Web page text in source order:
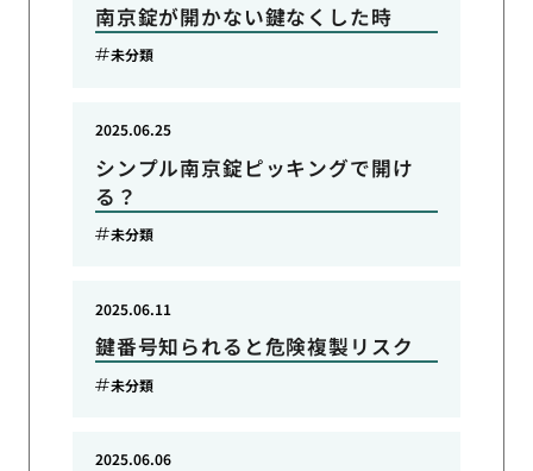
南京錠が開かない鍵なくした時
未分類
シンプル南京錠ピッキングで開け
る？
2025.06.25
未分類
鍵番号知られると危険複製リスク
2025.06.11
未分類
2025.06.06